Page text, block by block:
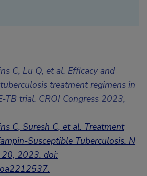
C, Lu Q, et al. Efficacy and
treatment regimens in
TB trial. CROI Congress 2023,
C, Suresh C, et al. Treatment
Susceptible Tuberculosis. N
20, 2023. doi: